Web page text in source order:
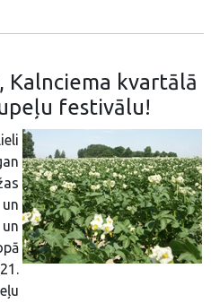
Kalnciema kvartālā
festivālu!